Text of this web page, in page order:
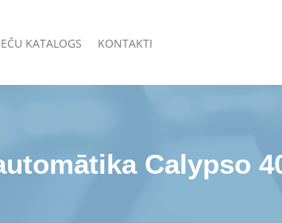
KATALOGS KONTAKTI
Calypso